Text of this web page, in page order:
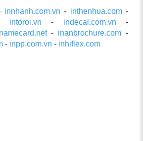
innhanh.com.vn - inthenhua.com-
intoroi.vn - indecal.com.vn -
- inanbrochure.com -
- inpp.com.vn - inhiflex.com